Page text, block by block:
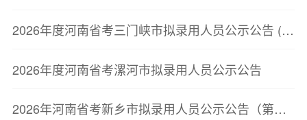
2026年度河南省考三门峡市拟录用人员公示公告 (第一批)
2026年度河南省考漯河市拟录用人员公示公告
2026年河南省考新乡市拟录用人员公示公告（第一批）